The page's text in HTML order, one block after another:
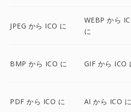
JPEG から ICO に
WEBP から
に
BMP から ICO に GIF から ICO
PDF から ICO に AI から ICO に